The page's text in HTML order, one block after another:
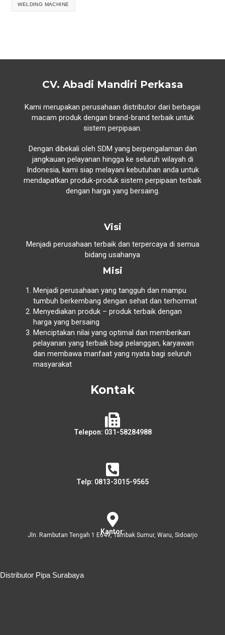
WELDING MACHINE
CV. Abadi Mandiri Perkasa
Kami merupakan perusahaan distributor dari berbagai
macam produk dengan brand-brand terbaik untuk
sistem perpipaan.
Dengan dibekali oleh SDM yang berpengalaman dan
jangkauan pelayanan hingga ke seluruh wilayah di
Indonesia, kami siap melayani kebutuhan anda untuk
mendapatkan produk-produk sistem perpipaan terbaik
dengan harga yang bersaing.
Visi
Menjadi perusahaan terbaik dan terpercaya di semua
bidang usahanya
Misi
Menjadi perusahaan yang tangguh dan mampu
tumbuh berkembang dengan sehat dan terhormat
Menyediakan produk – produk terbaik dengan
harga yang bersaing
Menciptakan nilai yang optimal dan memberikan
pelayanan yang terbaik bagi pelanggan, karyawan
dan membawa manfaat yang nyata bagi seluruh
masyarakat
Kontak
Telepon: 031-58284988
Telp: 0813-3015-9565
Kantor:
Jln. Rambutan Tengah 1 E649, Tambak Sumur, Waru, Sidoarjo
Distributor Pipa Surabaya